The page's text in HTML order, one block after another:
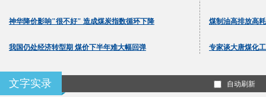
神华降价影响"很不好" 造成煤炭指数循环下降
我国仍处经济转型期 煤价下半年难大幅回弹
煤制油高排放高
专家谈大唐煤化
文字实录 自动刷新